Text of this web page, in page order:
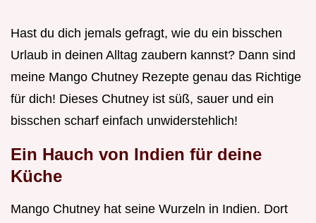
Hast du dich jemals gefragt, wie du ein bisschen
Urlaub in deinen Alltag zaubern kannst? Dann sind
meine Mango Chutney Rezepte genau das Richtige
für dich! Dieses Chutney ist süß, sauer und ein
bisschen scharf einfach unwiderstehlich!
Ein Hauch von Indien für deine
Küche
Mango Chutney hat seine Wurzeln in Indien. Dort